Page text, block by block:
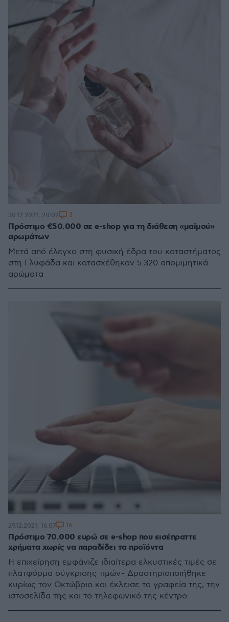
Πρόστιμο €50.000 σε e-shop για τη διάθεση «μαϊμού»
αρωμάτων
Μετά από έλεγχο στη φυσική έδρα του καταστήματος
στη Γλυφάδα και κατασχέθηκαν 5.320 απομιμητικά
αρώματα
30.12.2021, 20:02 3
Πρόστιμο 70.000 ευρώ σε e-shop που εισέπραττε
χρήματα χωρίς να παραδίδει τα προϊόντα
Η επιχείρηση εμφάνιζε ιδιαίτερα ελκυστικές τιμές σε
πλατφόρμα σύγκρισης τιμών - Δραστηριοποιήθηκε
κυρίως τον Οκτώβριο και έκλεισε τα γραφεία της, την
ιστοσελίδα της και το τηλεφωνικό της κέντρο
29.12.2021, 16:07 16